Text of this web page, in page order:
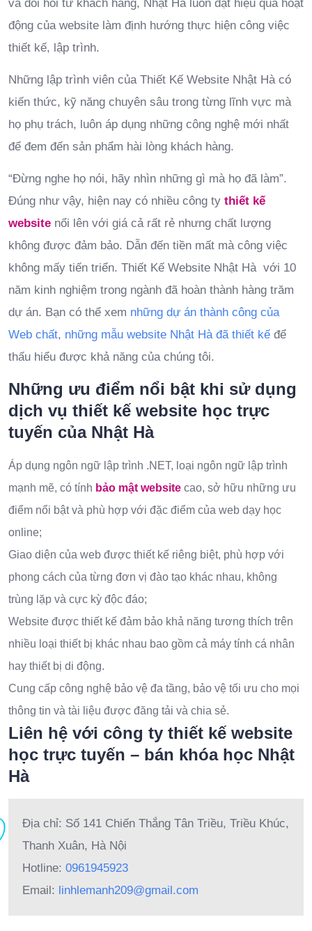
và đòi hỏi từ khách hàng, Nhật Hà luôn đặt hiệu quả hoạt
động của website làm định hướng thực hiện công việc
thiết kế, lập trình.
Những lập trình viên của Thiết Kế Website Nhật Hà có
kiến thức, kỹ năng chuyên sâu trong từng lĩnh vực mà
họ phụ trách, luôn áp dụng những công nghệ mới nhất
để đem đến sản phẩm hài lòng khách hàng.
“Đừng nghe họ nói, hãy nhìn những gì mà họ đã làm”.
Đúng như vậy, hiện nay có nhiều công ty thiết kế
website nổi lên với giá cả rất rẻ nhưng chất lượng
không được đảm bảo. Dẫn đến tiền mất mà công việc
không mấy tiến triển. Thiết Kế Website Nhật Hà với 10
năm kinh nghiệm trong ngành đã hoàn thành hàng trăm
dự án. Bạn có thể xem những dự án thành công của
Web chất, những mẫu website Nhật Hà đã thiết kế để
thấu hiểu được khả năng của chúng tôi.
Những ưu điểm nổi bật khi sử dụng
dịch vụ thiết kế website học trực
tuyến của Nhật Hà
Áp dụng ngôn ngữ lập trình .NET, loại ngôn ngữ lập trình
mạnh mẽ, có tính bảo mật website cao, sở hữu những ưu
điểm nổi bật và phù hợp với đặc điểm của web dạy học
online;
Giao diện của web được thiết kế riêng biệt, phù hợp với
phong cách của từng đơn vị đào tạo khác nhau, không
trùng lặp và cực kỳ độc đáo;
Website được thiết kế đảm bảo khả năng tương thích trên
nhiều loại thiết bị khác nhau bao gồm cả máy tính cá nhân
hay thiết bị di động.
Cung cấp công nghệ bảo vệ đa tầng, bảo vệ tối ưu cho mọi
thông tin và tài liệu được đăng tải và chia sẻ.
Liên hệ với công ty thiết kế website
học trực tuyến – bán khóa học Nhật
Hà
Địa chỉ: Số 141 Chiến Thắng Tân Triều, Triều Khúc,
Thanh Xuân, Hà Nội
Hotline: 0961945923
Email: linhlemanh209@gmail.com